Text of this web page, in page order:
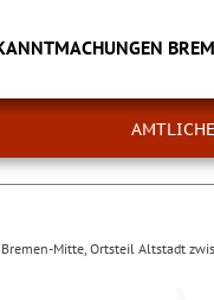
Mitte, Ortsteil Altstadt